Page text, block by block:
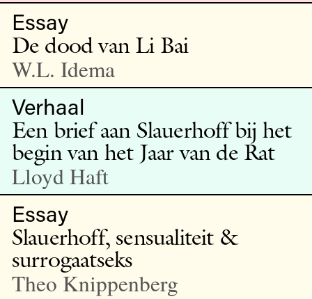
Essay
De dood van Li Bai
W.L. Idema
Verhaal
Een brief aan Slauerhoff bij het
begin van het Jaar van de Rat
Lloyd Haft
Essay
Slauerhoff, sensualiteit &
surrogaatseks
Theo Knippenberg